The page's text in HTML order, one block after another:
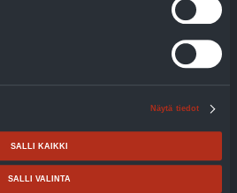
Näytä tiedot
SALLI KAIKKI
SALLI VALINTA
kulutuksen
kuriin ja ennakoitavuutta